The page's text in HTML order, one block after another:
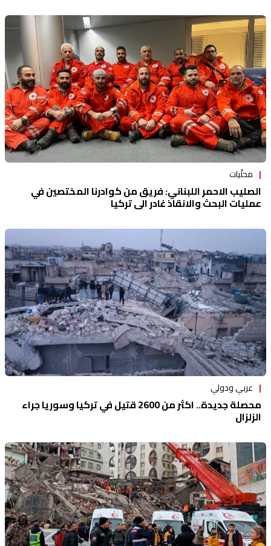
محلّيات
الصليب الاحمر اللبناني: فريق من كوادرنا المختصين في
عمليات البحث والانقاذ غادر الى تركيا
عربي ودولي
محصلة جديدة.. اكثر من 2600 قتيل في تركيا وسوريا جراء
الزلزال